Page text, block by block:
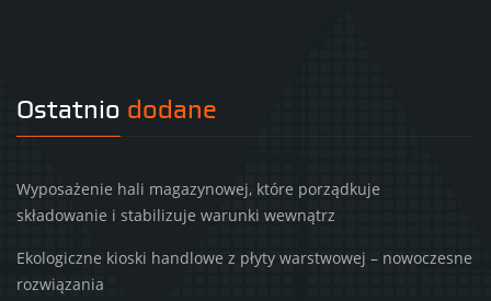
Ostatnio dodane
Wyposażenie hali magazynowej, które porządkuje
składowanie i stabilizuje warunki wewnątrz
Ekologiczne kioski handlowe z płyty warstwowej – nowoczesne
rozwiązania